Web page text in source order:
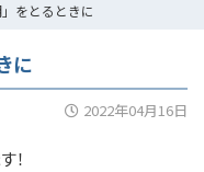
をとるときに
に
2022年04月16日
！